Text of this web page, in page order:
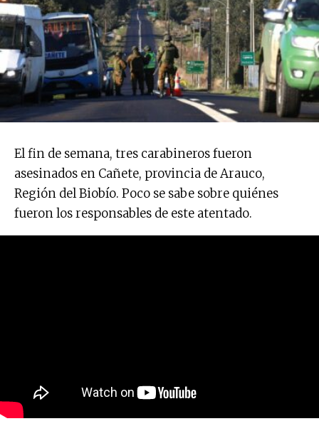
El fin de semana, tres carabineros fueron
asesinados en Cañete, provincia de Arauco,
Región del Biobío. Poco se sabe sobre quiénes
fueron los responsables de este atentado.